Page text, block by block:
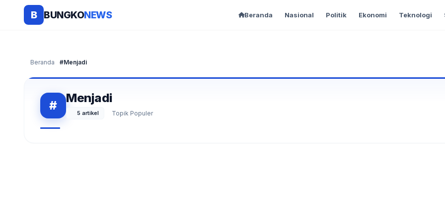
B BUNGKONEWS Beranda Nasional Politik Ekonomi Teknologi
Beranda #Menjadi
# Menjadi
5 artikel Topik Populer